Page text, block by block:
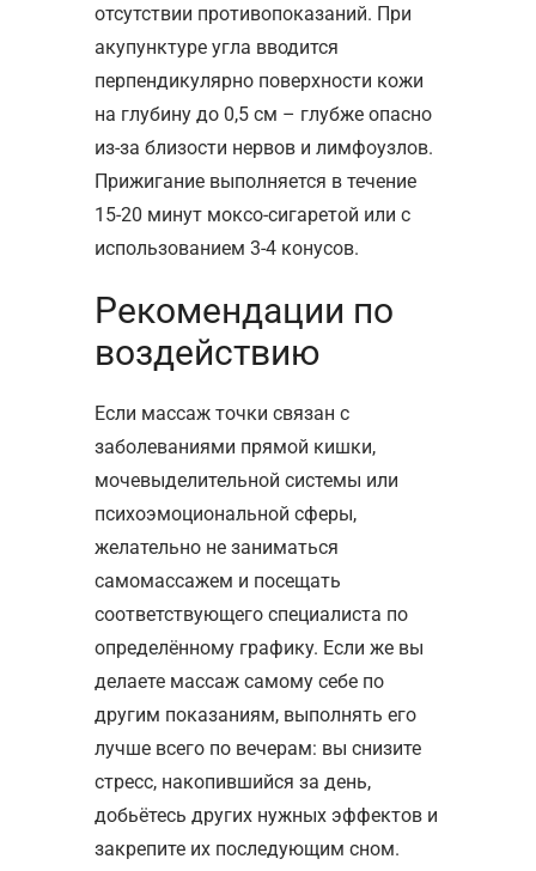
отсутствии противопоказаний. При
акупунктуре угла вводится
перпендикулярно поверхности кожи
на глубину до 0,5 см – глубже опасно
из-за близости нервов и лимфоузлов.
Прижигание выполняется в течение
15-20 минут моксо-сигаретой или с
использованием 3-4 конусов.
Рекомендации по
воздействию
Если массаж точки связан с
заболеваниями прямой кишки,
мочевыделительной системы или
психоэмоциональной сферы,
желательно не заниматься
самомассажем и посещать
соответствующего специалиста по
определённому графику. Если же вы
делаете массаж самому себе по
другим показаниям, выполнять его
лучше всего по вечерам: вы снизите
стресс, накопившийся за день,
добьётесь других нужных эффектов и
закрепите их последующим сном.